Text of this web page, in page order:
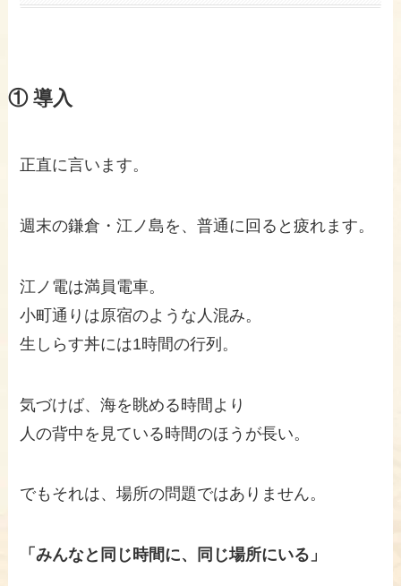
① 導入
正直に言います。
週末の鎌倉・江ノ島を、普通に回ると疲れます。
江ノ電は満員電車。
小町通りは原宿のような人混み。
生しらす丼には1時間の行列。
気づけば、海を眺める時間より
人の背中を見ている時間のほうが長い。
でもそれは、場所の問題ではありません。
「みんなと同じ時間に、同じ場所にいる」